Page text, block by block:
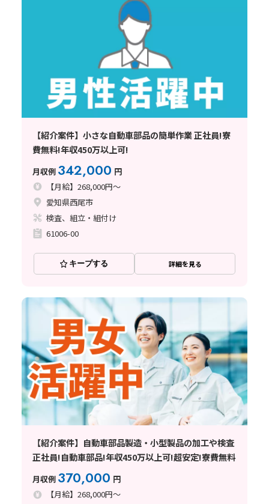
【紹介案件】小さな自動車部品の簡単作業 正社員!寮
費無料!年収450万以上可!
月収例 342,000 円
【月給】268,000円～
愛知県西尾市
検査、組立・組付け
61006-00
キープする 詳細を見る
【紹介案件】自動車部品製造・小型製品の加工や検査
正社員!自動車部品!年収450万以上可!超安定!寮費無料
月収例 370,000 円
【月給】268,000円～